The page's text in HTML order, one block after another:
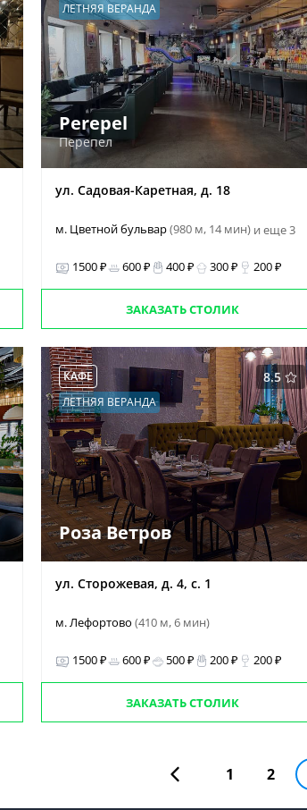
ЛЕТНЯЯ ВЕРАНДА
Perepel
Перепел
ул. Садовая-Каретная, д. 18
м. Цветной бульвар(980 м, 14 мин) и еще 3
1500 ₽ 600 ₽ 400 ₽ 300 ₽ 200 ₽
ЗАКАЗАТЬ СТОЛИК
8.5
КАФЕ
ЛЕТНЯЯ ВЕРАНДА
Роза Ветров
ул. Сторожевая, д. 4, с. 1
м. Лефортово (410 м, 6 мин)
1500 ₽ 600 ₽ 500 ₽ 200 ₽ 200 ₽
ЗАКАЗАТЬ СТОЛИК
1 2